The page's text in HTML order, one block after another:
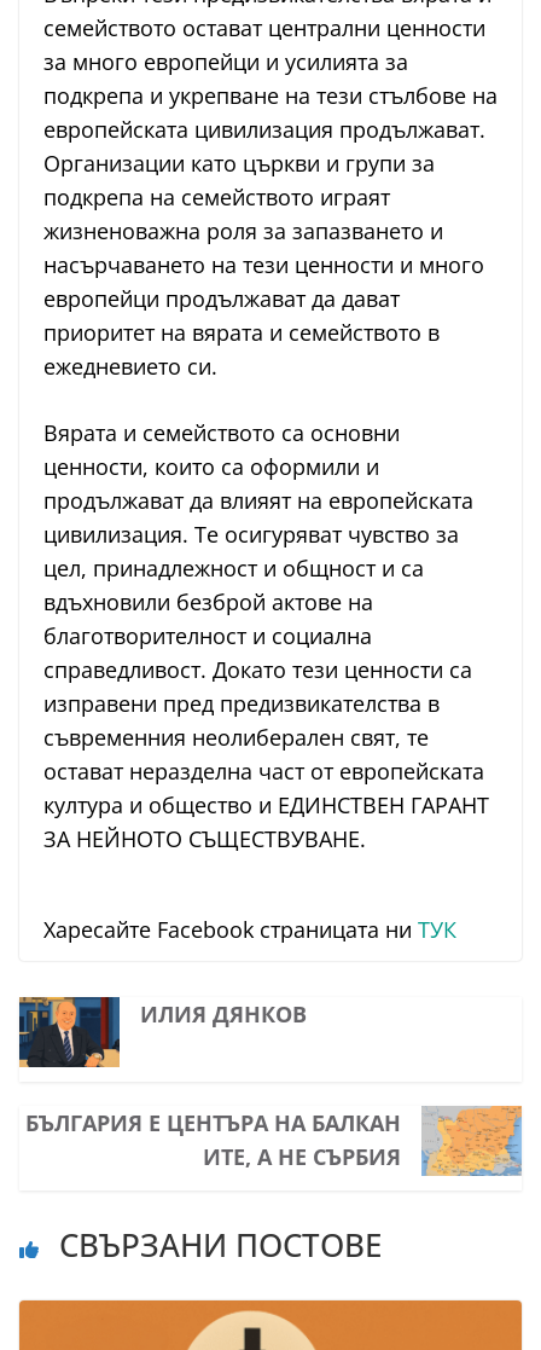
семейството остават централни ценности
за много европейци и усилията за
подкрепа и укрепване на тези стълбове на
европейската цивилизация продължават.
Организации като църкви и групи за
подкрепа на семейството играят
жизненоважна роля за запазването и
насърчаването на тези ценности и много
европейци продължават да дават
приоритет на вярата и семейството в
ежедневието си.
Вярата и семейството са основни
ценности, които са оформили и
продължават да влияят на европейската
цивилизация. Те осигуряват чувство за
цел, принадлежност и общност и са
вдъхновили безброй актове на
благотворителност и социална
справедливост. Докато тези ценности са
изправени пред предизвикателства в
съвременния неолиберален свят, те
остават неразделна част от европейската
култура и общество и ЕДИНСТВЕН ГАРАНТ
ЗА НЕЙНОТО СЪЩЕСТВУВАНЕ.
Харесайте Facebook страницата ни ТУК
ИЛИЯ ДЯНКОВ
БЪЛГАРИЯ Е ЦЕНТЪРА НА БАЛКАН
ИТЕ, А НЕ СЪРБИЯ
СВЪРЗАНИ ПОСТОВЕ